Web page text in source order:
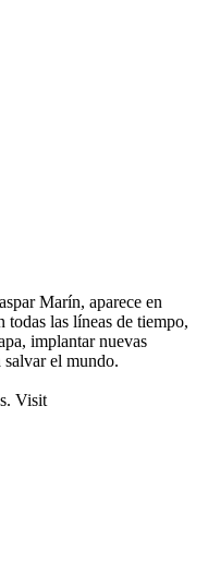
Marín, aparece en
todas las líneas de tiempo,
implantar nuevas
salvar el mundo.
Visit